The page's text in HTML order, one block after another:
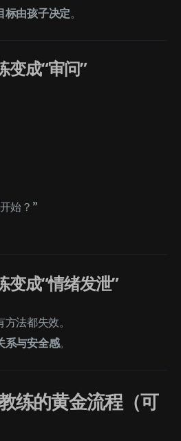
标由孩子决定。
变成“审问”
始？”
变成“情绪发泄”
法都失效。
系与安全感。
练的黄金流程（可